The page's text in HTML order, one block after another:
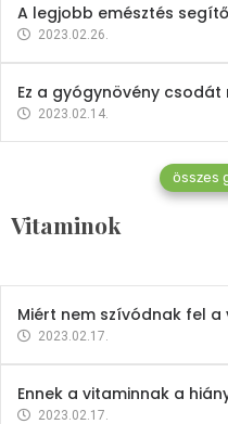
A legjobb emésztés
2023.02.26.
Ez a gyógynövény csodát
2023.02.14.
összes
Vitaminok
Vitaminok
Mindent a B-12
2023.02.27.
Miért nem szívódnak fel a
2023.02.17.
Ennek a vitaminnak a
2023.02.17.